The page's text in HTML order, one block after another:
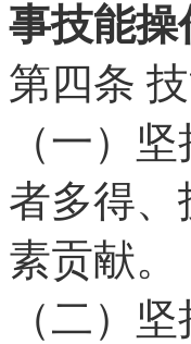
事技能操
第四条
（一）
者多得
素贡献。
（二）